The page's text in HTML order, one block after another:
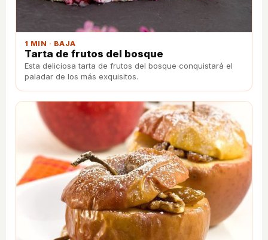
1 MIN · BAJA
Tarta de frutos del bosque
Esta deliciosa tarta de frutos del bosque conquistará el
paladar de los más exquisitos.